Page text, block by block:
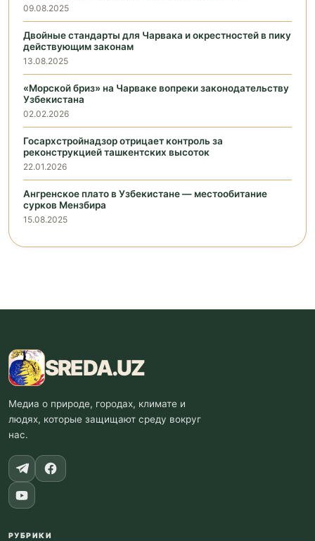
09.08.2025
Двойные стандарты для Чарвака и окрестностей в пику
действующим законам
13.08.2025
«Морской бриз» на Чарваке вопреки законодательству
Узбекистана
02.02.2026
Госархстройнадзор отрицает контроль за
реконструкцией ташкентских высоток
22.01.2026
Ангренское плато в Узбекистане — местообитание
сурков Мензбира
15.08.2025
SREDA.UZ
Медиа о природе, городах, климате и
людях, которые защищают среду вокруг
нас.
РУБРИКИ